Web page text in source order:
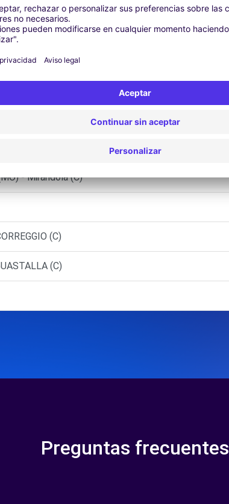
R.E F - CARPI (C)
CASTELLI - Gualtieri
Mantovano Citroen S.R.L.
- Mirandola (C)
(C)
(C)
Preguntas frecuentes